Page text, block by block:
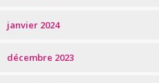
janvier 2024
décembre 2023